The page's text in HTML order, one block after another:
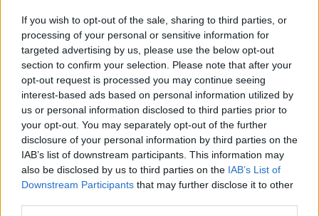
If you wish to opt-out of the sale, sharing to third parties, or
processing of your personal or sensitive information for
targeted advertising by us, please use the below opt-out
section to confirm your selection. Please note that after your
opt-out request is processed you may continue seeing
interest-based ads based on personal information utilized by
us or personal information disclosed to third parties prior to
your opt-out. You may separately opt-out of the further
disclosure of your personal information by third parties on the
IAB’s list of downstream participants. This information may
also be disclosed by us to third parties on the IAB’s List of
Downstream Participants that may further disclose it to other
— Everton (@Everton)October 5, 2025
Si può sognare
Il mercato estivo ha permesso a Moyes di costruire
squadra con un tasso qualitativo maggiore. Dewsbury-
Hall e Jack Grealish sono stati due innesti azzeccati. I due
combinano tra di loro, scambiando la posizione e creando
situazioni pericolose. Oltre a loro c’èIliman Ndiayesulla
destra, uno dei migliori esterni in Premier a livello di
creatività. Poi c’è la solidità difensiva, tratto tipico delle